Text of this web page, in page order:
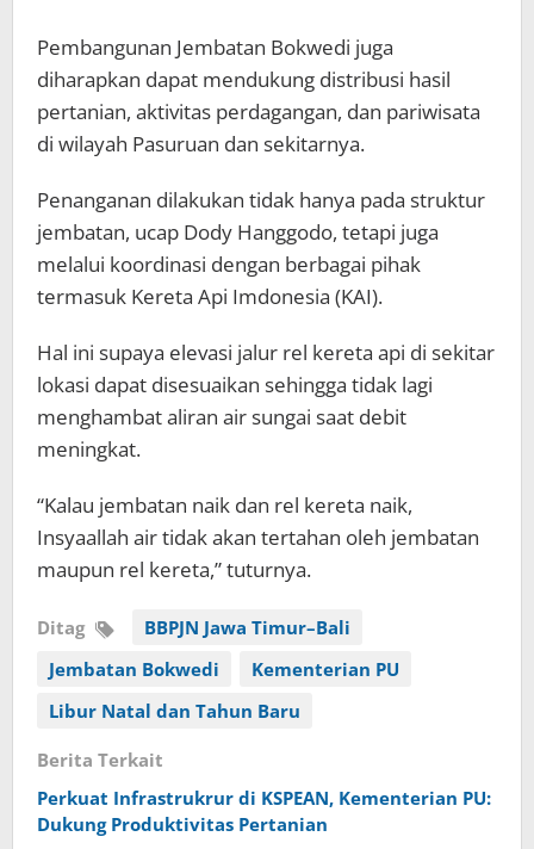
Pembangunan Jembatan Bokwedi juga
diharapkan dapat mendukung distribusi hasil
pertanian, aktivitas perdagangan, dan pariwisata
di wilayah Pasuruan dan sekitarnya.
Penanganan dilakukan tidak hanya pada struktur
jembatan, ucap Dody Hanggodo, tetapi juga
melalui koordinasi dengan berbagai pihak
termasuk Kereta Api Imdonesia (KAI).
Hal ini supaya elevasi jalur rel kereta api di sekitar
lokasi dapat disesuaikan sehingga tidak lagi
menghambat aliran air sungai saat debit
meningkat.
“Kalau jembatan naik dan rel kereta naik,
Insyaallah air tidak akan tertahan oleh jembatan
maupun rel kereta,” tuturnya.
Ditag
BBPJN Jawa Timur–Bali
Jembatan Bokwedi
Kementerian PU
Libur Natal dan Tahun Baru
Berita Terkait
Perkuat Infrastrukrur di KSPEAN, Kementerian PU:
Dukung Produktivitas Pertanian